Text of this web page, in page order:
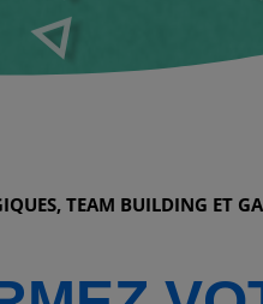
TEAM BUILDING ET